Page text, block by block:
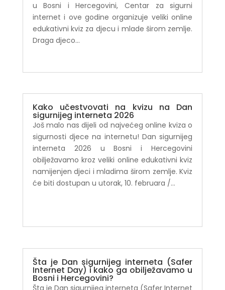
u Bosni i Hercegovini, Centar za sigurni
internet i ove godine organizuje veliki online
edukativni kviz za djecu i mlade širom zemlje.
Draga djeco...
Kako učestvovati na kvizu na Dan
sigurnijeg interneta 2026
Još malo nas dijeli od najvećeg online kviza o
sigurnosti djece na internetu! Dan sigurnijeg
interneta 2026 u Bosni i Hercegovini
obilježavamo kroz veliki online edukativni kviz
namijenjen djeci i mladima širom zemlje. Kviz
će biti dostupan u utorak, 10. februara /...
Šta je Dan sigurnijeg interneta (Safer
Internet Day) i kako ga obilježavamo u
Bosni i Hercegovini?
Šta je Dan sigurnijeg interneta (Safer Internet